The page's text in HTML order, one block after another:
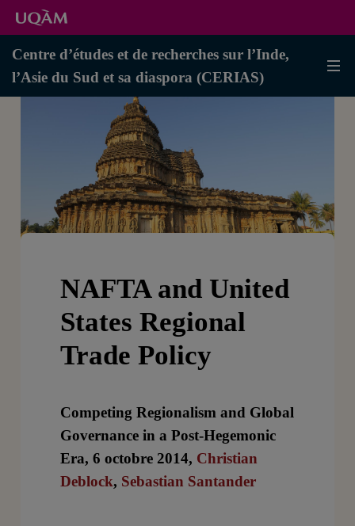
Centre d’études et de recherches sur l’Inde,
l’Asie du Sud et sa diaspora (CERIAS)
NAFTA and United
States Regional
Trade Policy
Competing Regionalism and Global
Governance in a Post-Hegemonic
Era, 6 octobre 2014, Christian
Deblock, Sebastian Santander